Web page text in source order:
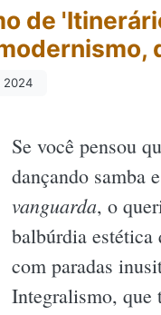
de
2024
Se você pensou
dançando samba
vanguarda, o
balbúrdia estética
com paradas
Integralismo, que